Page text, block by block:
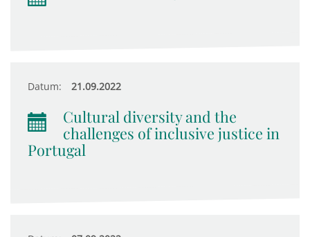
Datum: 21.09.2022
Cultural diversity and the
challenges of inclusive justice in
Portugal